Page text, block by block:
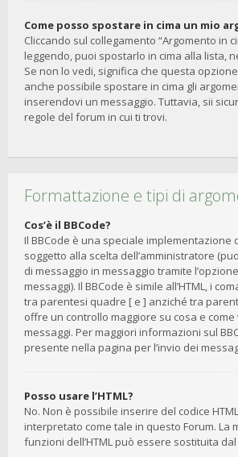
Come posso spostare in cima un mio
Cliccando sul collegamento “Argomento in
leggendo, puoi spostarlo in cima alla lista,
Se non lo vedi, significa che questa
anche possibile spostare in cima gli
inserendovi un messaggio. Tuttavia, sii
regole del forum in cui ti trovi.
Formattazione e tipi di
Cos’è il BBCode?
Il BBCode è una speciale implementazione
soggetto alla scelta dell’amministratore
di messaggio in messaggio tramite
messaggi). Il BBCode è simile all’HTML, i
tra parentesi quadre [ e ] anziché tra
offre un controllo maggiore su cosa e
messaggi. Per maggiori informazioni sul
presente nella pagina per l’invio dei
Posso usare l’HTML?
No. Non è possibile inserire del codice
interpretato come tale in questo Forum. La
funzioni dell’HTML può essere sostituita dal